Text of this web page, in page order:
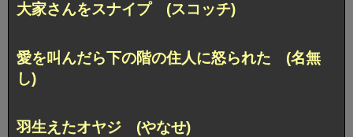
大家さんをスナイプ (スコッチ)
愛を叫んだら下の階の住人に怒られた (名無
し)
羽生えたオヤジ (やなせ)